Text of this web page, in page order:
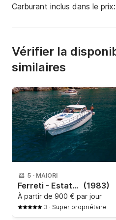
Carburant inclus dans le prix:
Vérifier la
similaires
5 · MAIORI
Ferreti - Estate 38 (1983)
À partir de 900 € par jour
3 · Super propriétaire